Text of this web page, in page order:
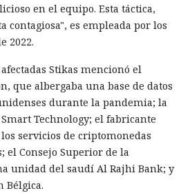
en el equipo. Esta táctica,
contagiosa", es empleada por los
2022.
Stikas mencionó el
que albergaba una base de datos
durante la pandemia; la
Technology; el fabricante
servicios de criptomonedas
el Consejo Superior de la
unidad del saudí Al Rajhi Bank; y
Bélgica.